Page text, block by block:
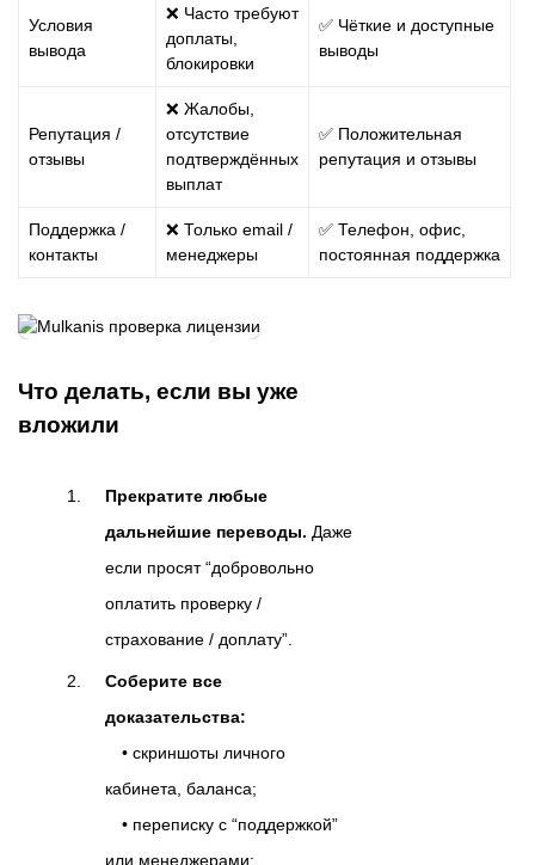
Условия
вывода
❌ Часто требуют
доплаты,
блокировки
✅ Чёткие и доступные
выводы
Репутация /
отзывы
❌ Жалобы,
отсутствие
подтверждённых
выплат
✅ Положительная
репутация и отзывы
Поддержка /
контакты
❌ Только email /
менеджеры
✅ Телефон, офис,
постоянная поддержка
Что делать, если вы уже
вложили
Прекратите любые
дальнейшие переводы. Даже
если просят “добровольно
оплатить проверку /
страхование / доплату”.
Соберите все
доказательства:
• скриншоты личного
кабинета, баланса;
• переписку с “поддержкой”
или менеджерами;